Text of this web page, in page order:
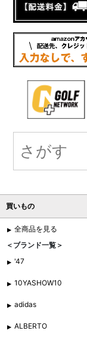
買いもの
全商品を見る
＜ブランド一覧＞
'47
10YASHOW10
adidas
ALBERTO